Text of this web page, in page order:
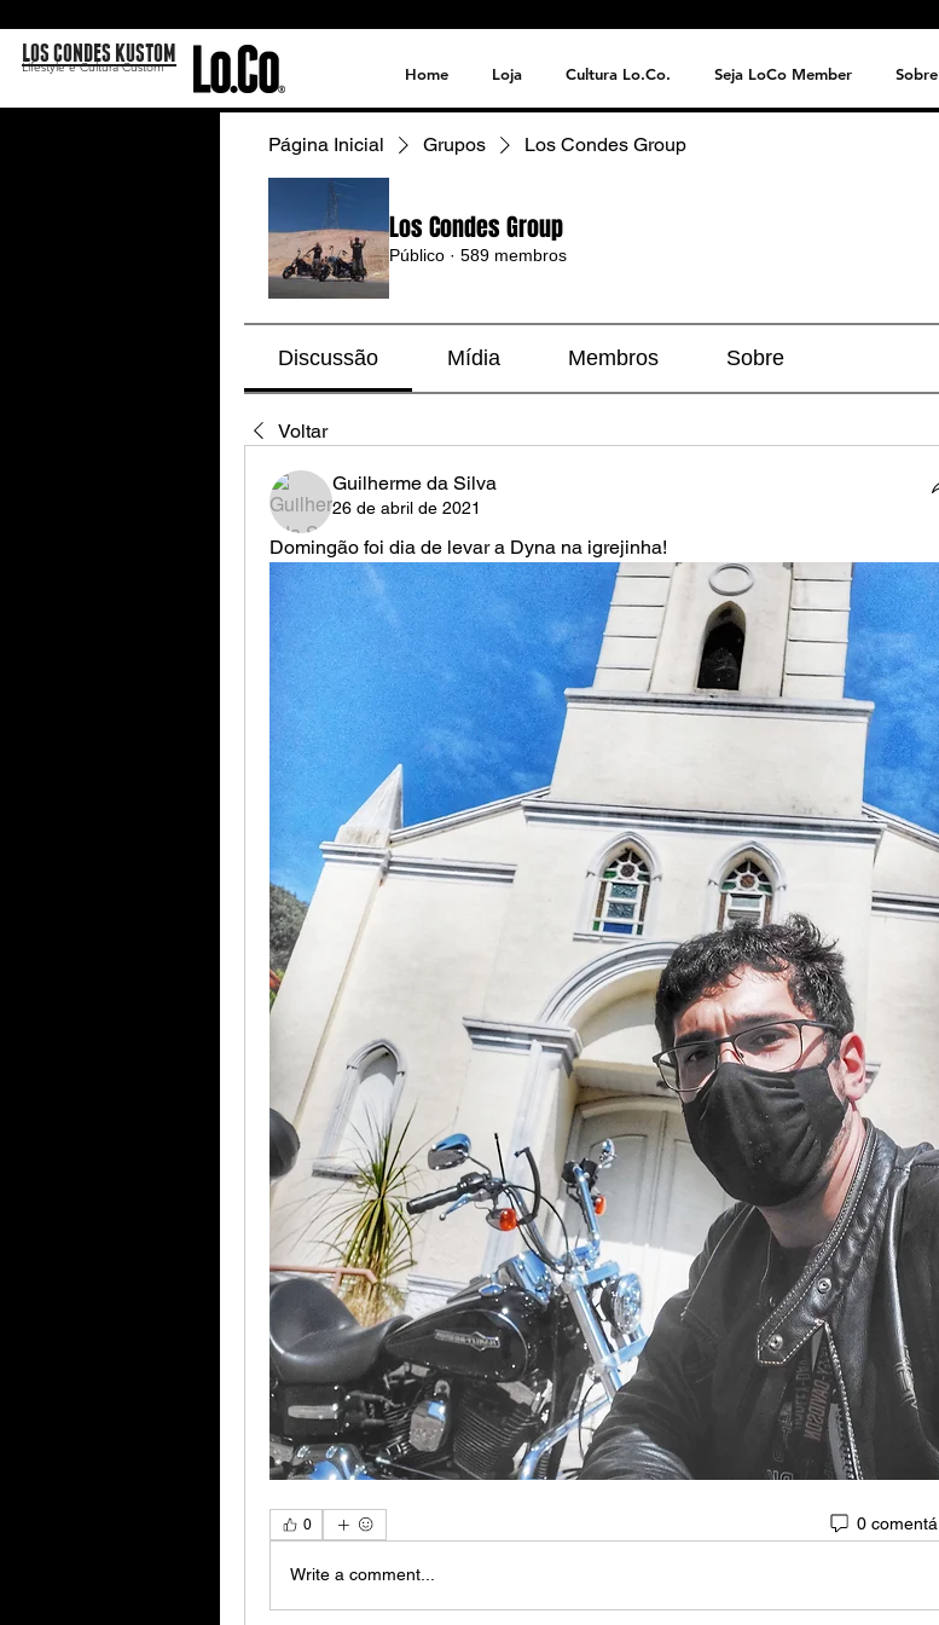
LOS CONDES KUSTOM
Lifestyle e Cultura Custom Home Loja Cultura Lo.Co. Seja LoCo Member Sobre
Página Inicial Grupos Los Condes Group
Los Condes Group
Público · 589 membros
Discussão Mídia Membros Sobre
Voltar
Guilherme da Silva
26 de abril de 2021
Domingão foi dia de levar a Dyna na igrejinha!
0 0
Write a comment...